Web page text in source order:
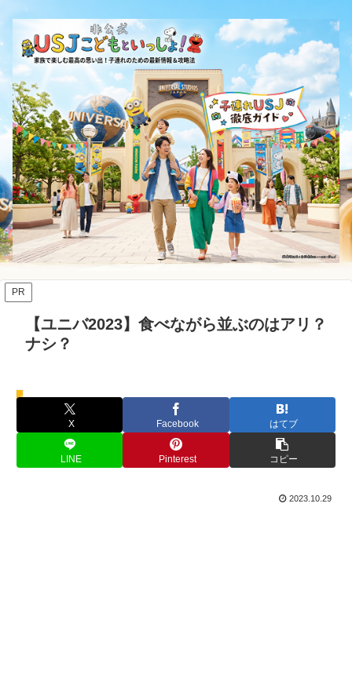
PR
【ユニバ2023】食べながら並ぶのはアリ？
ナシ？
フード
X Facebook はてブ
LINE Pinterest コピー
2023.10.29